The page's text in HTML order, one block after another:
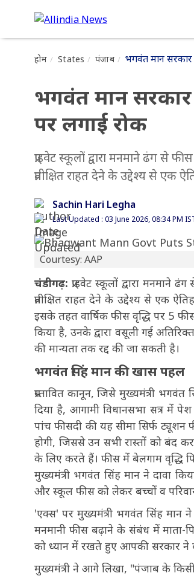
होम States पंजाब भगवंत मान सरकार
भगवंत मान सरकार
पर लगाई रोक
प्राइवेट स्कूलों द्वारा मनमाने ढंग
प्रतीक्षित राहत देने के उद्देश्य से एक
Sachin Hari Legha
Last Updated : 03 June 2026, 08:34 PM
Courtesy: AAP
चंडीगढ़: प्राइवेट स्कूलों द्वारा
प्रतीक्षित राहत देने के उद्देश्य से एक
इसके तहत वार्षिक फीस वृद्धि पर 5
किया है, उनके द्वारा वसूली गई
की मान्यता तक रद्द की जा सकती है।
भगवंत सिंह मान की खास पहल
प्रस्तावित कानून, जिसे मुख्यमंत्री
दिया है, आगामी विधानसभा सत्र में
पांच फीसदी की यह सीमा सिर्फ ट्यूशन
होगी, जिससे उन सभी रास्तों को बंद
के लिए करते हैं। फीस में बेलगाम वृद्धि
मुख्यमंत्री भगवंत सिंह मान ने दावा
और स्कूल फीस को लेकर बच्चों व
'एक्स' पर मुख्यमंत्री भगवंत सिंह मान
मनमानी फीस बढ़ाने के संबंध में माता-
को ध्यान में रखते हुए आपकी सरकार ने
मुख्यमंत्री ने आगे लिखा, "पंजाब के